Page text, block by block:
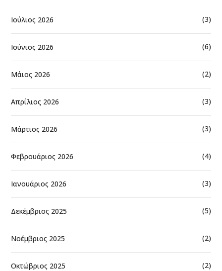
Ιούλιος 2026 (3)
Ιούνιος 2026 (6)
Μάιος 2026 (2)
Απρίλιος 2026 (3)
Μάρτιος 2026 (3)
Φεβρουάριος 2026 (4)
Ιανουάριος 2026 (3)
Δεκέμβριος 2025 (5)
Νοέμβριος 2025 (2)
Οκτώβριος 2025 (2)